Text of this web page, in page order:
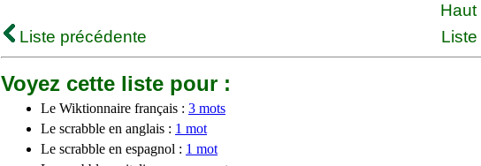
Haut
Liste précédente
Voyez cette liste pour :
Le Wiktionnaire français : 3 mots
Le scrabble en anglais : 1 mot
Le scrabble en espagnol : 1 mot